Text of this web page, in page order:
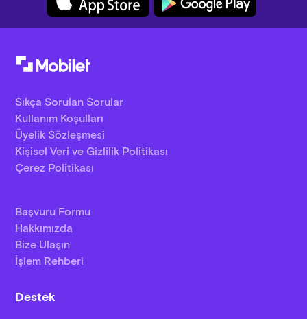
Sıkça Sorulan Sorular
Kullanım Koşulları
Üyelik Sözleşmesi
Kişisel Veri ve Gizlilik Politikası
Çerez Politikası
Başvuru Formu
Hakkımızda
Bize Ulaşın
İşlem Rehberi
Destek